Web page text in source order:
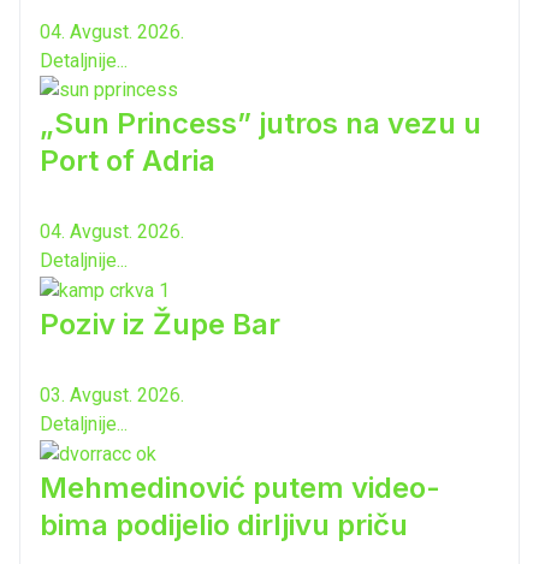
04. Avgust. 2026.
Detaljnije...
„Sun Princess” jutros na vezu u
Port of Adria
04. Avgust. 2026.
Detaljnije...
Poziv iz Župe Bar
03. Avgust. 2026.
Detaljnije...
Mehmedinović putem video-
bima podijelio dirljivu priču